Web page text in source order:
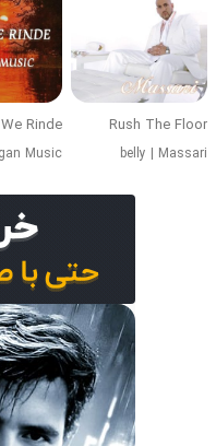
Rush The Floor
belly | Massari
Rinde
Music